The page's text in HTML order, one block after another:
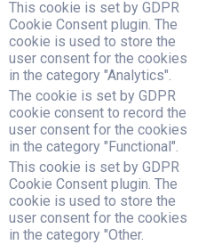
This cookie is set by GDPR
Cookie Consent plugin. The
cookie is used to store the
user consent for the cookies
in the category "Analytics".
The cookie is set by GDPR
cookie consent to record the
user consent for the cookies
in the category "Functional".
This cookie is set by GDPR
Cookie Consent plugin. The
cookie is used to store the
user consent for the cookies
in the category "Other.